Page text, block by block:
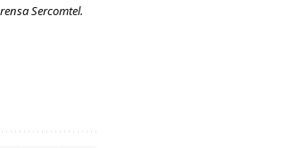
Sercomtel.